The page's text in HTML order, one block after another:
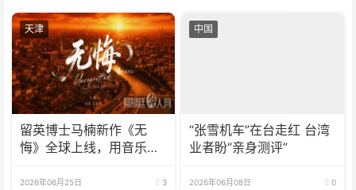
天津
留英博士马楠新作《无
悔》全球上线，用音乐与
年文脉
2026年06月25日 3
中国
“张雪机车”在台走红 台湾
业者盼“亲身测评”
2026年06月08日 0